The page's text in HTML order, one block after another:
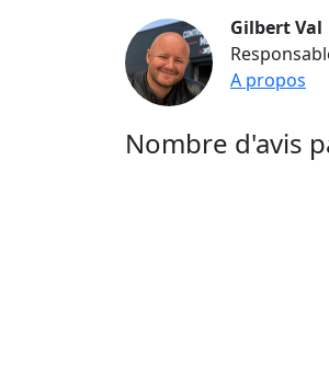
Gilbert Val
A propos
Nombre d'avis